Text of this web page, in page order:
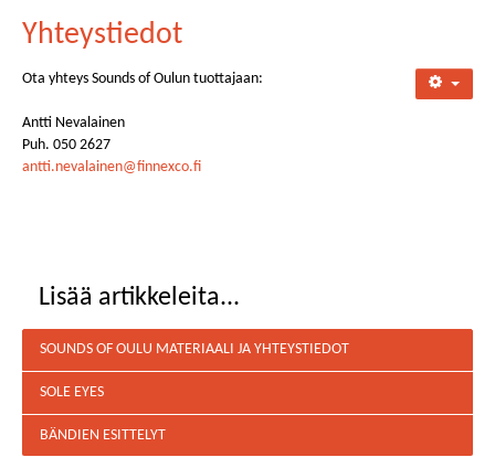
Yhteystiedot
Ota yhteys Sounds of Oulun tuottajaan:
Antti Nevalainen
Puh. 050 2627
antti.nevalainen@finnexco.fi
Lisää artikkeleita...
SOUNDS OF OULU MATERIAALI JA YHTEYSTIEDOT
SOLE EYES
BÄNDIEN ESITTELYT